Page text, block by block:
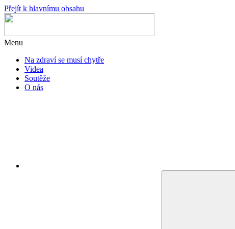
Přejít k hlavnímu obsahu
Menu
Na zdraví se musí chytře
Videa
Soutěže
O nás